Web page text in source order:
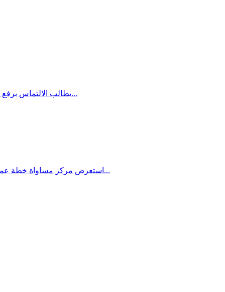
يطالب الالتماس برفع حجم الميزانيات المخصصة للثقافة العربية والتي لا تتجاوز 3% وبتعيين عرب في مواقع اتخاذ القرارات في كافة المجالات الثقافية وعلى بلورة...
استعرض مركز مساواة خطة عمل لمواجهة قانون "كمينتس" وسياسة توسيع هدم المنازل وملاحقة الجماهير العربية بسبب البناء خلال مؤتمر "الارض والمسكن" والذي عقده...